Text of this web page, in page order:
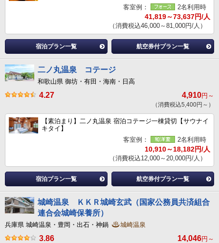
客室例：
2名利用時
41,819～73,637円/人
（消費税込46,000～81,000円/人）
宿泊プラン一覧 航空券付プラン一覧
二ノ丸温泉 コテージ
和歌山県 御坊・有田・海南・日高
4.27 4,910円～
（消費税込5,400円～）
【素泊まり】二ノ丸温泉 宿泊コテージ一棟貸切【サウナイ
キタイ】
客室例：
2名利用時
10,910～18,182円/人
（消費税込12,000～20,000円/人）
宿泊プラン一覧 航空券付プラン一覧
城崎温泉 ＫＫＲ城崎玄武（国家公務員共済組合
連合会城崎保養所）
兵庫県 城崎温泉・豊岡・出石・神鍋 城崎温泉
3.86 14,046円～